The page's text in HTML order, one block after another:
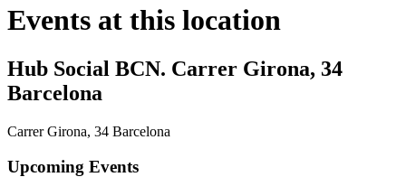
Events at this location
Hub Social BCN. Carrer Girona, 34
Barcelona
Carrer Girona, 34 Barcelona
Upcoming Events